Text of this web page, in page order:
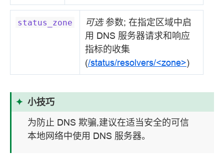
status_zone 可选参数; 在指定区域中启
用 DNS 服务器请求和响应
指标的收集
(/status/resolvers/<zone>)
小技巧
为防止 DNS 欺骗,建议在适当安全的可信
本地网络中使用 DNS 服务器。